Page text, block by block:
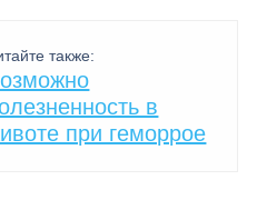
также:
в
при геморрое